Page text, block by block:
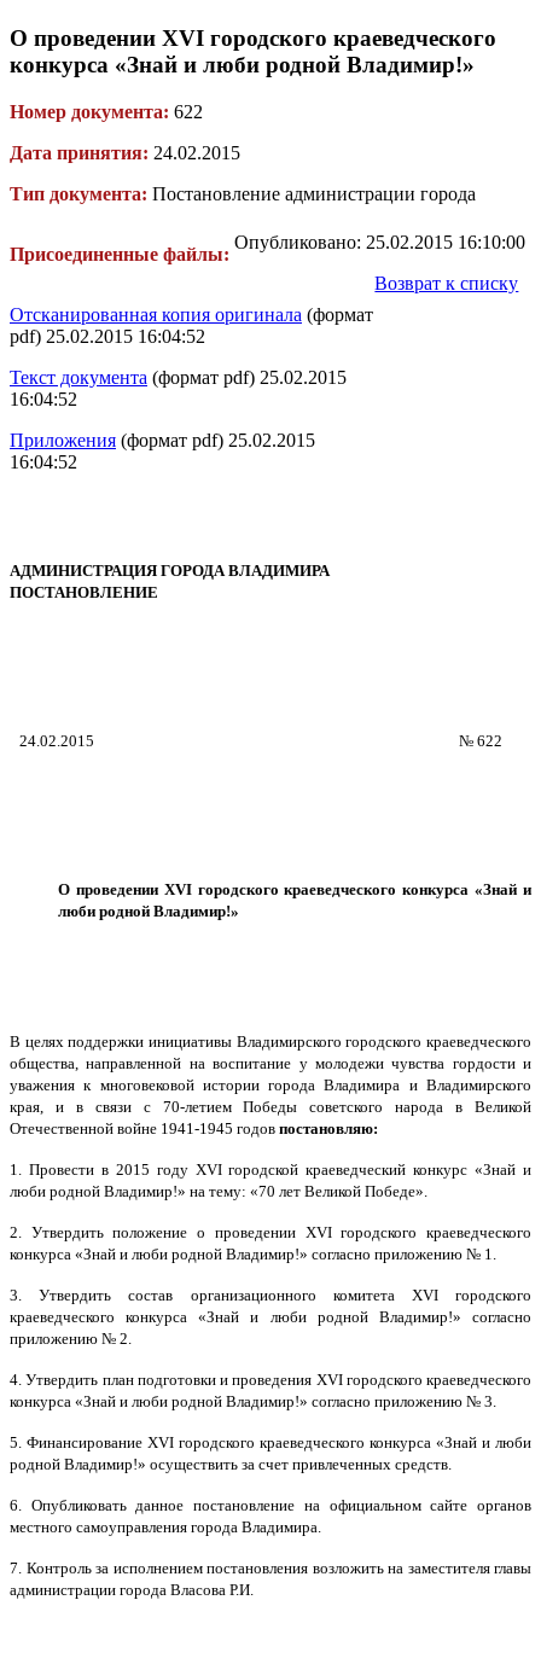
О проведении XVI городского краеведческого
конкурса «Знай и люби родной Владимир!»
Номер документа: 622
Дата принятия: 24.02.2015
Тип документа: Постановление администрации города
Присоединенные файлы:
Отсканированная копия оригинала (формат
pdf) 25.02.2015 16:04:52
Текст документа (формат pdf) 25.02.2015
16:04:52
Приложения (формат pdf) 25.02.2015
16:04:52
АДМИНИСТРАЦИЯ ГОРОДА ВЛАДИМИРА
ПОСТАНОВЛЕНИЕ
24.02.2015 № 622
О проведении XVI городского краеведческого конкурса «Знай и
люби родной Владимир!»
В целях поддержки инициативы Владимирского городского краеведческого
общества, направленной на воспитание у молодежи чувства гордости и
уважения к многовековой истории города Владимира и Владимирского
края, и в связи с 70-летием Победы советского народа в Великой
Отечественной войне 1941-1945 годов постановляю:
1. Провести в 2015 году XVIгородской краеведческий конкурс «Знай и
люби родной Владимир!» на тему: «70 лет Великой Победе».
2. Утвердить положение о проведении XVIгородского краеведческого
конкурса «Знай и люби родной Владимир!» согласно приложению № 1.
3. Утвердить состав организационного комитета XVIгородского
краеведческого конкурса «Знай и люби родной Владимир!» согласно
приложению № 2.
4. Утвердить план подготовки и проведения XVIгородского краеведческого
конкурса «Знай и люби родной Владимир!» согласно приложению № 3.
5. Финансирование XVI городского краеведческого конкурса «Знай и люби
родной Владимир!» осуществить за счет привлеченных средств.
6. Опубликовать данное постановление на официальном сайте органов
местного самоуправления города Владимира.
7. Контроль за исполнением постановления возложить на заместителя главы
администрации города Власова Р.И.
Опубликовано: 25.02.2015 16:10:00
Возврат к списку